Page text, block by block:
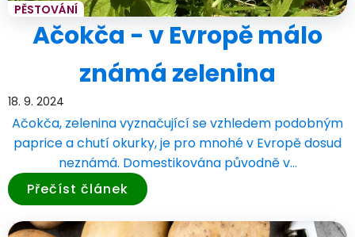
PĚSTOVÁNÍ
Ačokča - v Evropě málo
známá zelenina
18. 9. 2024
Ačokča, zelenina vyznačující se vzhledem podobným
paprice a chutí okurky, je pro mnohé v Evropě dosud
neznámá. Domestikována původně v…
Přečíst článek